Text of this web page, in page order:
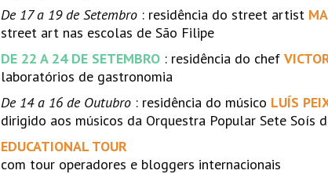
De 17 a 19 de Setembro : residência do street artist
street art nas escolas de São Filipe
DE 22 A 24 DE SETEMBRO : residência do chef
laboratórios de gastronomia
De 14 a 16 de Outubro : residência do músico LUÍS
dirigido aos músicos da Orquestra Popular Sete Soís
EDUCATIONAL TOUR
com tour operadores e bloggers internacionais